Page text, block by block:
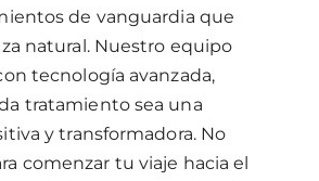
de vanguardia que
natural. Nuestro equipo
tecnología avanzada,
tratamiento sea una
y transformadora. No
comenzar tu viaje hacia el